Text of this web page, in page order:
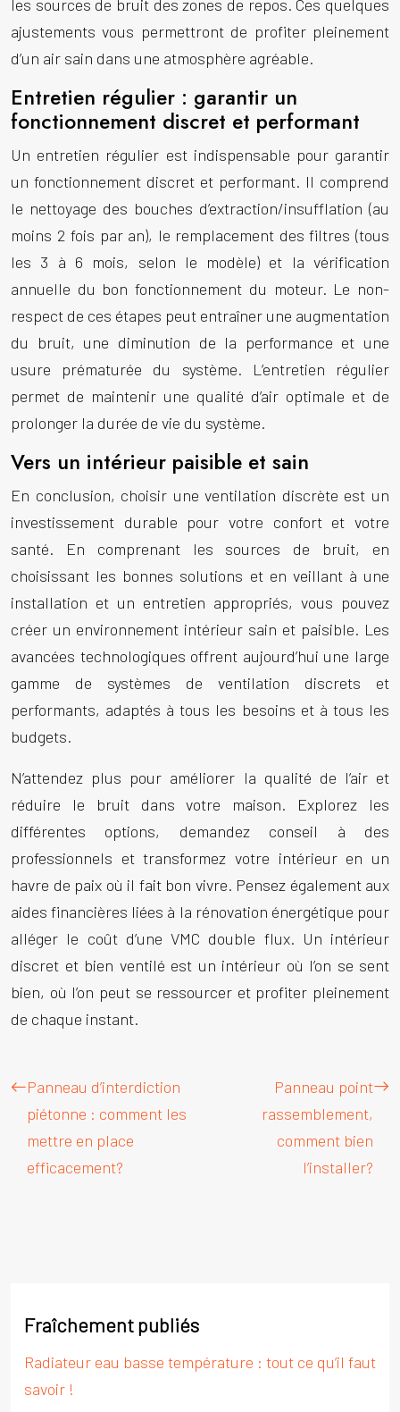
les sources de bruit des zones de repos. Ces quelques
ajustements vous permettront de profiter pleinement
d’un air sain dans une atmosphère agréable.
Entretien régulier : garantir un
fonctionnement discret et performant
Un entretien régulier est indispensable pour garantir
un fonctionnement discret et performant. Il comprend
le nettoyage des bouches d’extraction/insufflation (au
moins 2 fois par an), le remplacement des filtres (tous
les 3 à 6 mois, selon le modèle) et la vérification
annuelle du bon fonctionnement du moteur. Le non-
respect de ces étapes peut entraîner une augmentation
du bruit, une diminution de la performance et une
usure prématurée du système. L’entretien régulier
permet de maintenir une qualité d’air optimale et de
prolonger la durée de vie du système.
Vers un intérieur paisible et sain
En conclusion, choisir une ventilation discrète est un
investissement durable pour votre confort et votre
santé. En comprenant les sources de bruit, en
choisissant les bonnes solutions et en veillant à une
installation et un entretien appropriés, vous pouvez
créer un environnement intérieur sain et paisible. Les
avancées technologiques offrent aujourd’hui une large
gamme de systèmes de ventilation discrets et
performants, adaptés à tous les besoins et à tous les
budgets.
N’attendez plus pour améliorer la qualité de l’air et
réduire le bruit dans votre maison. Explorez les
différentes options, demandez conseil à des
professionnels et transformez votre intérieur en un
havre de paix où il fait bon vivre. Pensez également aux
aides financières liées à la rénovation énergétique pour
alléger le coût d’une VMC double flux. Un intérieur
discret et bien ventilé est un intérieur où l’on se sent
bien, où l’on peut se ressourcer et profiter pleinement
de chaque instant.
Panneau d’interdiction
piétonne : comment les
mettre en place
efficacement?
Panneau point
rassemblement,
comment bien
l’installer?
Fraîchement publiés
Radiateur eau basse température : tout ce qu’il faut
savoir !